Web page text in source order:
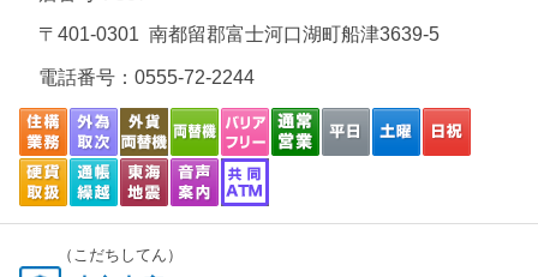
〒401-0301 南都留郡富士河口湖町船津3639-5
電話番号： 0555-72-2244
（こだちしてん）